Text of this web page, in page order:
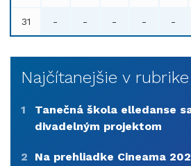
31 - - - - -
Najčítanejšie v rubrike
1
Tanečná škola elledanse
divadelným projektom
2
Na prehliadke Cineama